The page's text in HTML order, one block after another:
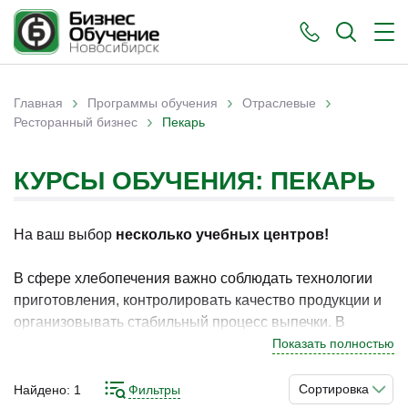
Вы здесь
Главная › Программы обучения › Отраслевые ›
Ресторанный бизнес › Пекарь
КУРСЫ ОБУЧЕНИЯ: ПЕКАРЬ
На ваш выбор несколько учебных центров!
В сфере хлебопечения важно соблюдать технологии
приготовления, контролировать качество продукции и
организовывать стабильный процесс выпечки. В
Новосибирске программы по данному направлению
повысить квалификацию и работать пекарями в
Показать полностью
Сортировка
Найдено: 1 Фильтры